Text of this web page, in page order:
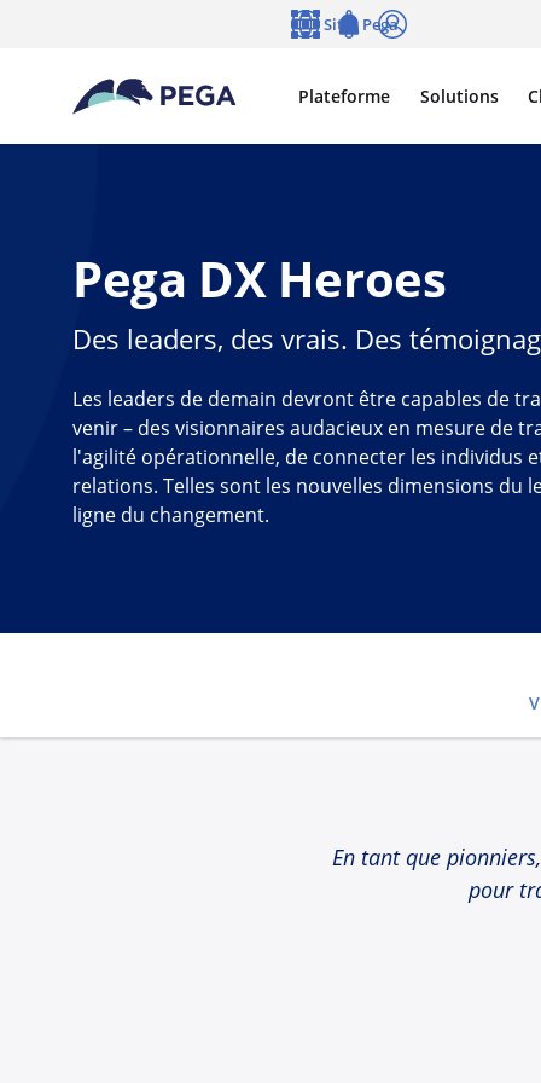
Passer directement au contenu principal
Plateforme Solutions
Sites Pega
Pega DX Heroes
Des leaders, des vrais. Des
Les leaders de demain devront être capables de
venir – des visionnaires audacieux en mesure de
l'agilité opérationnelle, de connecter les individus
relations. Telles sont les nouvelles dimensions du
ligne du changement.
En tant que
pour